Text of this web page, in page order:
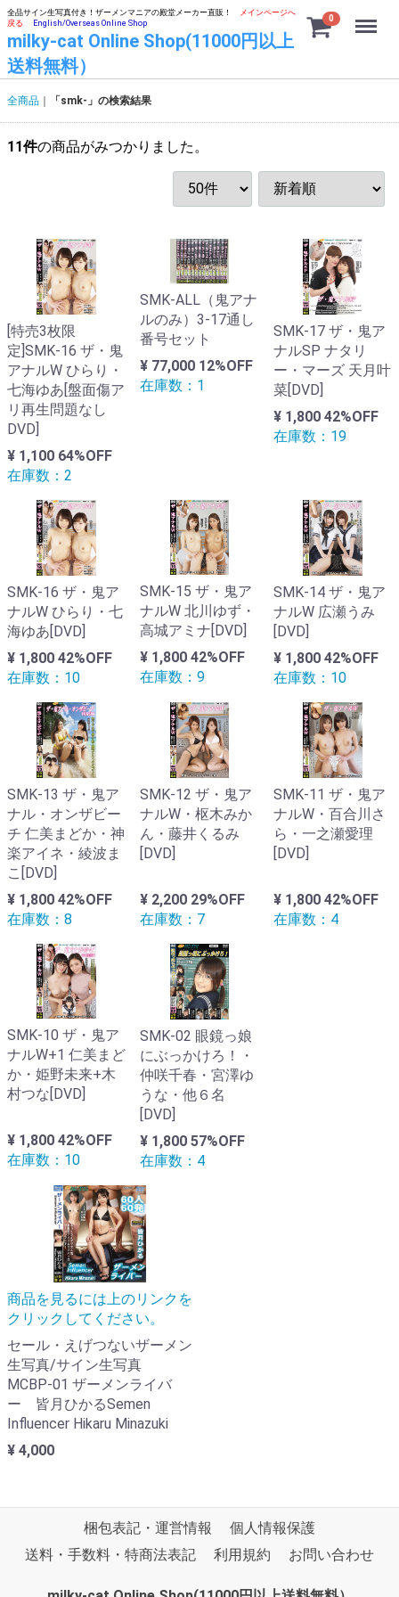
全品サイン生写真付き！ザーメンマニアの殿堂メーカー直販！ メインページへ
戻る
English/Overseas Online Shop
milky-cat Online Shop(11000円以上
送料無料）
0 Menu
全商品 「smk-」の検索結果
11件の商品がみつかりました。
[特売3枚限
定]SMK-16 ザ・鬼
アナルW ひらり・
七海ゆあ[盤面傷ア
リ再生問題なし
DVD]
¥ 1,100 64%OFF
在庫数：2
SMK-ALL（鬼アナ
ルのみ）3-17通し
番号セット
¥ 77,000 12%OFF
在庫数：1
SMK-17 ザ・鬼ア
ナルSP ナタリ
ー・マーズ 天月叶
菜[DVD]
¥ 1,800 42%OFF
在庫数：19
SMK-16 ザ・鬼ア
ナルW ひらり・七
海ゆあ[DVD]
¥ 1,800 42%OFF
在庫数：10
SMK-15 ザ・鬼ア
ナルW 北川ゆず・
高城アミナ[DVD]
¥ 1,80042%OFF
在庫数：9
SMK-14 ザ・鬼ア
ナルW 広瀬うみ
[DVD]
¥ 1,800 42%OFF
在庫数：10
SMK-13 ザ・鬼ア
ナル・オンザビー
チ 仁美まどか・神
楽アイネ・綾波ま
こ[DVD]
¥ 1,800 42%OFF
在庫数：8
SMK-12 ザ・鬼ア
ナルW・枢木みか
ん・藤井くるみ
[DVD]
¥ 2,200 29%OFF
在庫数：7
SMK-11 ザ・鬼ア
ナルW・百合川さ
ら・一之瀬愛理
[DVD]
¥ 1,800 42%OFF
在庫数：4
SMK-10 ザ・鬼ア
ナルW+1 仁美まど
か・姫野未来+木
村つな[DVD]
¥ 1,800 42%OFF
在庫数：10
SMK-02 眼鏡っ娘
にぶっかけろ！・
仲咲千春・宮澤ゆ
うな・他６名
[DVD]
¥ 1,80057%OFF
在庫数：4
商品を見るには上のリンクを
クリックしてください。
セール・えげつないザーメン
生写真/サイン生写真
MCBP-01 ザーメンライバ
ー 皆月ひかるSemen
Influencer Hikaru Minazuki
¥ 4,000
梱包表記・運営情報
個人情報保護
送料・手数料・特商法表記
利用規約 お問い合わせ